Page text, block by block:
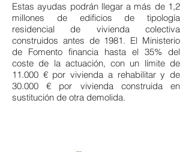
Estas ayudas podrán llegar a más de 1,2
millones de edificios de tipología
residencial de vivienda colectiva
construidos antes de 1981. El Ministerio
de Fomento financia hasta el 35% del
coste de la actuación, con un límite de
11.000 € por vivienda a rehabilitar y de
30.000 € por vivienda construida en
sustitución de otra demolida.